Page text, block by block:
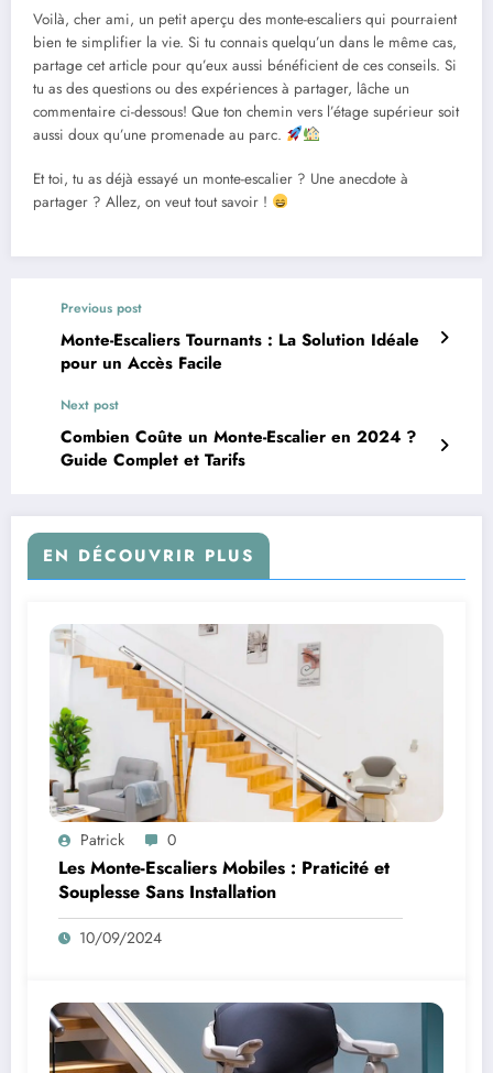
Voilà, cher ami, un petit aperçu des monte-escaliers qui pourraient
bien te simplifier la vie. Si tu connais quelqu’un dans le même cas,
partage cet article pour qu’eux aussi bénéficient de ces conseils. Si
tu as des questions ou des expériences à partager, lâche un
commentaire ci-dessous! Que ton chemin vers l’étage supérieur soit
aussi doux qu’une promenade au parc.
Et toi, tu as déjà essayé un monte-escalier ? Une anecdote à
partager ? Allez, on veut tout savoir !
Previous post
Monte-Escaliers Tournants : La Solution Idéale
pour un Accès Facile
Next post
Combien Coûte un Monte-Escalier en 2024 ?
Guide Complet et Tarifs
EN DÉCOUVRIR PLUS
Patrick 0
Les Monte-Escaliers Mobiles : Praticité et
Souplesse Sans Installation
10/09/2024